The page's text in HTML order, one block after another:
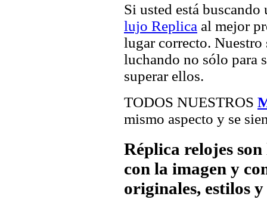
Si usted está
lujo Replica al mejor
lugar correcto. Nuestro
luchando no sólo para
superar ellos.
TODOS NUESTROS
mismo aspecto y se
Réplica relojes
con la imagen y
originales, estilos